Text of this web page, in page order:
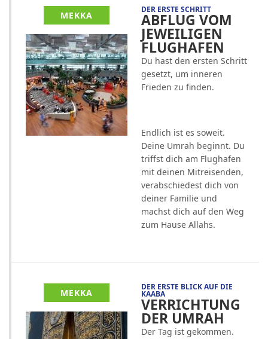
MEKKA
DER ERSTE SCHRITT
ABFLUG VOM
JEWEILIGEN
FLUGHAFEN
Du hast den ersten Schritt
gesetzt, um inneren
Frieden zu finden.
Endlich ist es soweit.
Deine Umrah beginnt. Du
triffst dich am Flughafen
mit deinen Mitreisenden,
verabschiedest dich von
deiner Familie und
machst dich auf den Weg
zum Hause Allahs.
MEKKA
DER ERSTE BLICK AUF DIE
KAABA
VERRICHTUNG
DER UMRAH
Der Tag ist gekommen.